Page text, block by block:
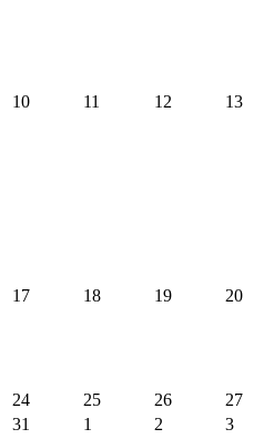
10 11 12 13
17 18 19 20
24 25 26 27
31
1 2 3